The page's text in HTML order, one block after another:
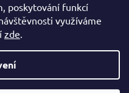
poskytování funkcí
využíváme
zde.
Shoptet
. Všechna práva